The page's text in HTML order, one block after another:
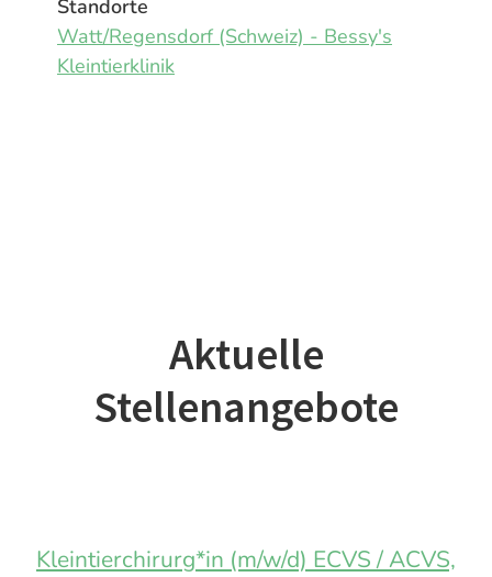
Standorte
Watt/Regensdorf (Schweiz) - Bessy's
Kleintierklinik
Aktuelle
Stellenangebote
Kleintierchirurg*in (m/w/d) ECVS / ACVS,